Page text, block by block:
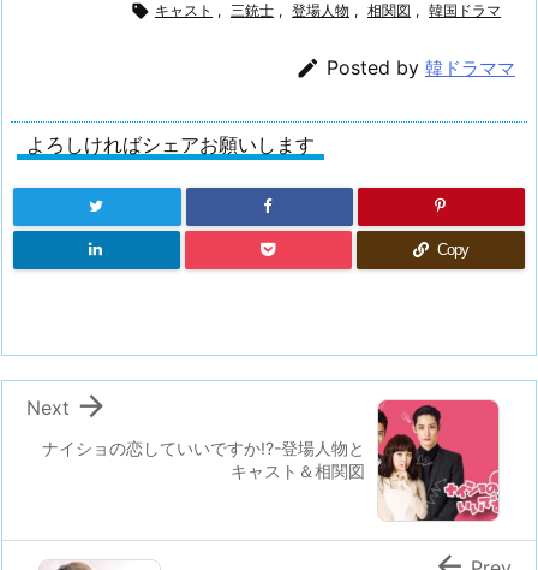
 キャスト , 三銃士 , 登場人物 , 相関図 , 韓国ドラマ
 Posted by 韓ドラママ
よろしければシェアお願いします
Copy
ナイショの恋していいですか!?-登場人物と
キャスト＆相関図

Next